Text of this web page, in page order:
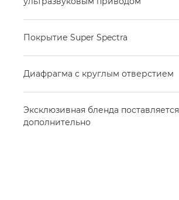
Покрытие Super Spectra
Диафрагма с круглым отверстием
Эксклюзивная бленда поставляется
дополнительно